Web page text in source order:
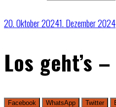
20. Oktober 20241. Dezember 2024
Los geht’s
Facebook WhatsApp Twitter